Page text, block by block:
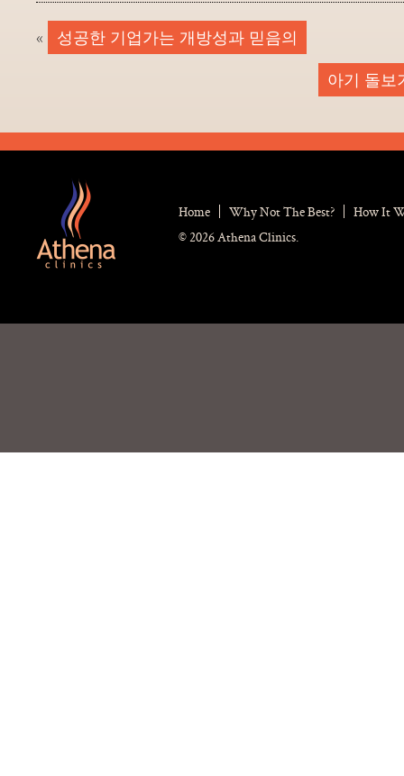
«
성공한 기업가는 개방성과 믿음의
아기 돌보
Home Why Not The Best?
How It
© 2026 Athena Clinics.